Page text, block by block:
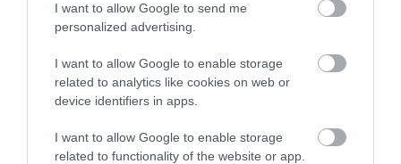
I want to allow Google to send me
personalized advertising.
I want to allow Google to enable storage
related to analytics like cookies on web or
device identifiers in apps.
I want to allow Google to enable storage
related to functionality of the website or app.
266 163 277
44 min